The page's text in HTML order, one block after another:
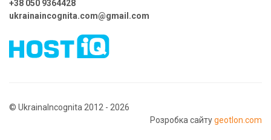
+38 050 9364428
ukrainaincognita.com@gmail.com
© UkrainaIncognita 2012 - 2026
Розробка сайтуgeotlon.com